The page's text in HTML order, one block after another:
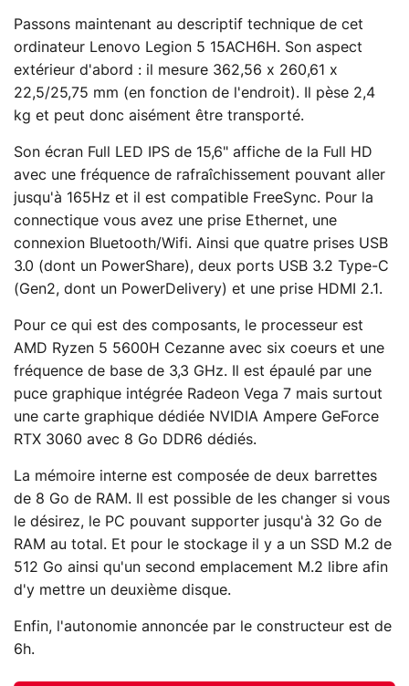
Passons maintenant au descriptif technique de cet
ordinateur Lenovo Legion 5 15ACH6H. Son aspect
extérieur d'abord : il mesure 362,56 x 260,61 x
22,5/25,75 mm (en fonction de l'endroit). Il pèse 2,4
kg et peut donc aisément être transporté.
Son écran Full LED IPS de 15,6" affiche de la Full HD
avec une fréquence de rafraîchissement pouvant aller
jusqu'à 165Hz et il est compatible FreeSync. Pour la
connectique vous avez une prise Ethernet, une
connexion Bluetooth/Wifi. Ainsi que quatre prises USB
3.0 (dont un PowerShare), deux ports USB 3.2 Type-C
(Gen2, dont un PowerDelivery) et une prise HDMI 2.1.
Pour ce qui est des composants, le processeur est
AMD Ryzen 5 5600H Cezanne avec six coeurs et une
fréquence de base de 3,3 GHz. Il est épaulé par une
puce graphique intégrée Radeon Vega 7 mais surtout
une carte graphique dédiée NVIDIA Ampere GeForce
RTX 3060 avec 8 Go DDR6 dédiés.
La mémoire interne est composée de deux barrettes
de 8 Go de RAM. Il est possible de les changer si vous
le désirez, le PC pouvant supporter jusqu'à 32 Go de
RAM au total. Et pour le stockage il y a un SSD M.2 de
512 Go ainsi qu'un second emplacement M.2 libre afin
d'y mettre un deuxième disque.
Enfin, l'autonomie annoncée par le constructeur est de
6h.